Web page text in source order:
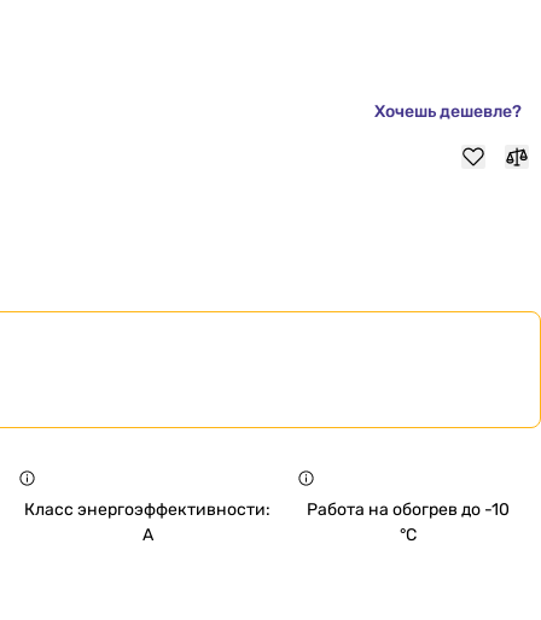
Хочешь дешевле?
Класс энергоэффективности:
A
Работа на обогрев до -10
°C